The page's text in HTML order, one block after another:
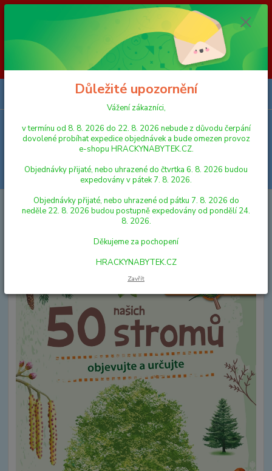
Vážení zákazníci, v termínu od 8. 8. 2026 do 23. 8. 2026 nebude z
důvodu čerpání dovolené probíhat expedice objednávek a bude omezen
provoz e-shopu HRACKYNABYTEK.CZ. Objednávky přijaté, nebo
uhrazené do čtvrtka 6. 8. 2026 budou expedovány v pátek 7. 8. 2026.
Objednávky přijaté, nebo uhrazené od pátku 7. 8. 2026 do neděle 23. 8.
2026 budou postupně expedovány od pondělí 24. 8. 2026. Děkujeme za
pochopení HRACKYNABYTEK.CZ
Menu
Hledat
HRY A HLAVOLAMY KARTY A KARETNÍ HRY
Mindok 50
našich stromů
Mindok 50 našich stromů
Důležité upozornění
Vážení zákazníci,
v termínu od 8. 8. 2026 do 22. 8. 2026 nebude z důvodu čerpání
dovolené probíhat expedice objednávek a bude omezen provoz
e-shopu HRACKYNABYTEK.CZ.
Objednávky přijaté, nebo uhrazené do čtvrtka 6. 8. 2026 budou
expedovány v pátek 7. 8. 2026.
Objednávky přijaté, nebo uhrazené od pátku 7. 8. 2026 do
neděle 22. 8. 2026 budou postupně expedovány od pondělí 24.
8. 2026.
Děkujeme za pochopení
HRACKYNABYTEK.CZ
Zavřít